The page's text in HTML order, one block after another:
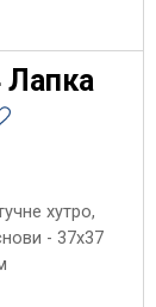
Лапка
хутро,
- 37х37